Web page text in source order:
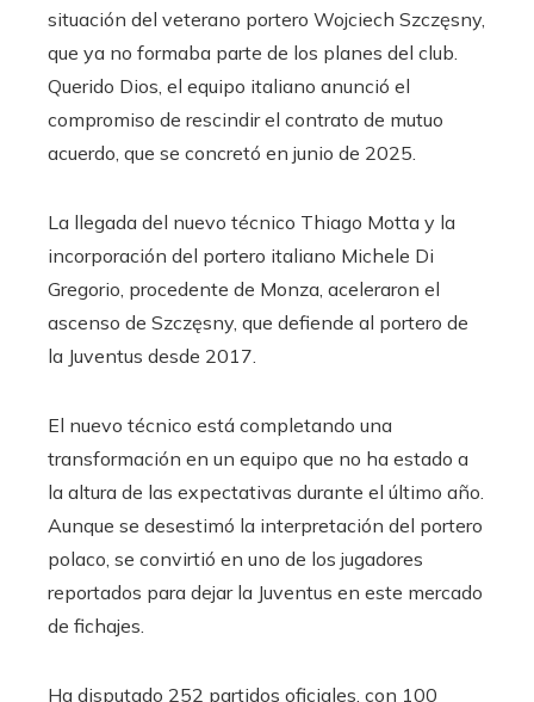
situación del veterano portero Wojciech Szczęsny,
que ya no formaba parte de los planes del club.
Querido Dios, el equipo italiano anunció el
compromiso de rescindir el contrato de mutuo
acuerdo, que se concretó en junio de 2025.
La llegada del nuevo técnico Thiago Motta y la
incorporación del portero italiano Michele Di
Gregorio, procedente de Monza, aceleraron el
ascenso de Szczęsny, que defiende al portero de
la Juventus desde 2017.
El nuevo técnico está completando una
transformación en un equipo que no ha estado a
la altura de las expectativas durante el último año.
Aunque se desestimó la interpretación del portero
polaco, se convirtió en uno de los jugadores
reportados para dejar la Juventus en este mercado
de fichajes.
Ha disputado 252 partidos oficiales, con 100